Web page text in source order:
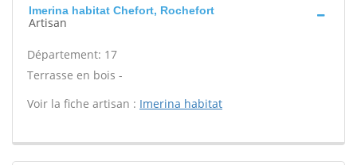
Imerina habitat Chefort, Rochefort
Artisan
Département: 17
Terrasse en bois -
Voir la fiche artisan : Imerina habitat